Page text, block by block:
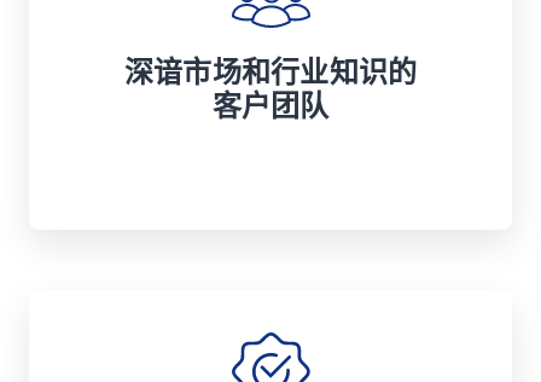
深谙市场和行业知识的
客户团队